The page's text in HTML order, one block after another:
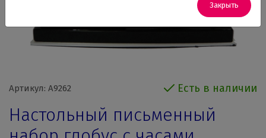
Артикул: A9262 Есть в наличии
Настольный письменный
Закрыть